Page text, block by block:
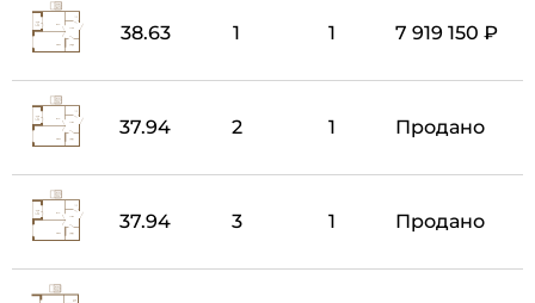
38.63 1 1 7 919 150 ₽
37.94 2 1 Продано
37.94 3 1 Продано